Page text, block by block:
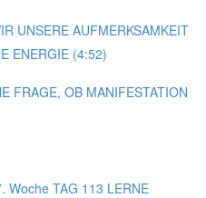
UNSERE AUFMERKSAMKEIT
ENERGIE (4:52)
FRAGE, OB MANIFESTATION
Woche TAG 113 LERNE